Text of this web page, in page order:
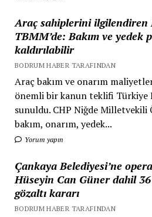
Araç sahiplerini ilgilendiren
TBMM’de: Bakım ve yedek
kaldırılabilir
BODRUM HABER TARAFINDAN
Araç bakım ve onarım
önemli bir kanun teklifi Türkiye
sunuldu. CHP Niğde Milletvekili
bakım, onarım, yedek...
Yorum yapın
Çankaya Belediyesi’ne
Hüseyin Can Güner dahil
gözaltı kararı
BODRUM HABER TARAFINDAN